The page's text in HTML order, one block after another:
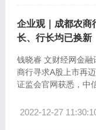
企业观｜成都农商
长、行长均已换新
钱晓睿 文财经网金
商行寻求A股上市再
证监会官网获悉，中
2022-12-27